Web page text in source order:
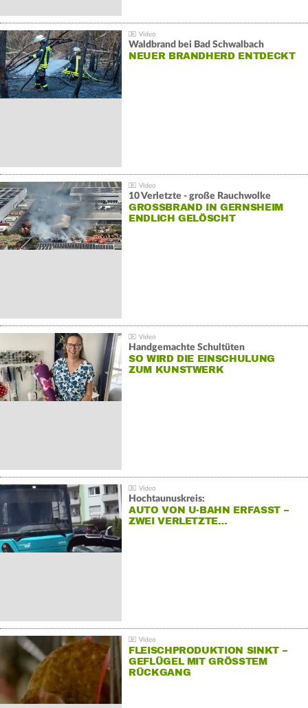
Waldbrand bei Bad Schwalbach
NEUER BRANDHERD ENTDECKT
10 Verletzte - große Rauchwolke
GROSSBRAND IN GERNSHEIM E
NDLICH GELÖSCHT
Handgemachte Schultüten
SO WIRD DIE EINSCHULUNG
ZUM KUNSTWERK
Hochtaunuskreis:
AUTO VON U-BAHN ERFASST –
ZWEI VERLETZTE…
FLEISCHPRODUKTION SINKT –
GEFLÜGEL MIT GRÖSSTEM R
ÜCKGANG